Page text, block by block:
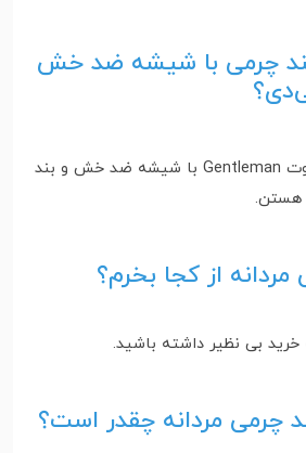
چرمی با شیشه ضد خش
سیکو Presage و تیسوت Gentleman با شیشه ضد خش و بند
هستن.
از کجا بخرم؟
خرید بی نظیر داشته باشید.
چرمی مردانه چقدر است؟